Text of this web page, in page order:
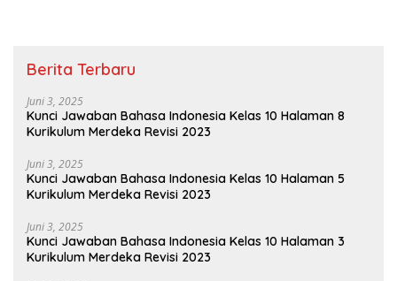
Berita Terbaru
Juni 3, 2025
Kunci Jawaban Bahasa Indonesia Kelas 10 Halaman 8
Kurikulum Merdeka Revisi 2023
Juni 3, 2025
Kunci Jawaban Bahasa Indonesia Kelas 10 Halaman 5
Kurikulum Merdeka Revisi 2023
Juni 3, 2025
Kunci Jawaban Bahasa Indonesia Kelas 10 Halaman 3
Kurikulum Merdeka Revisi 2023